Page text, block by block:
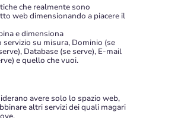
che realmente sono
web dimensionando a piacere il
e dimensiona
su misura, Dominio (se
Database (se serve), E-mail
e quello che vuoi.
avere solo lo spazio web,
altri servizi dei quali magari